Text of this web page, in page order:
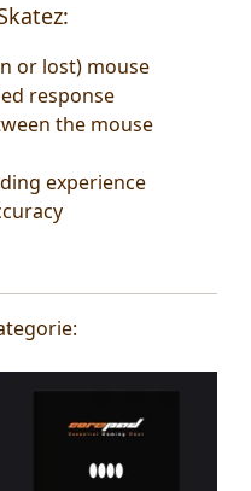
or lost) mouse
response
the mouse
experience